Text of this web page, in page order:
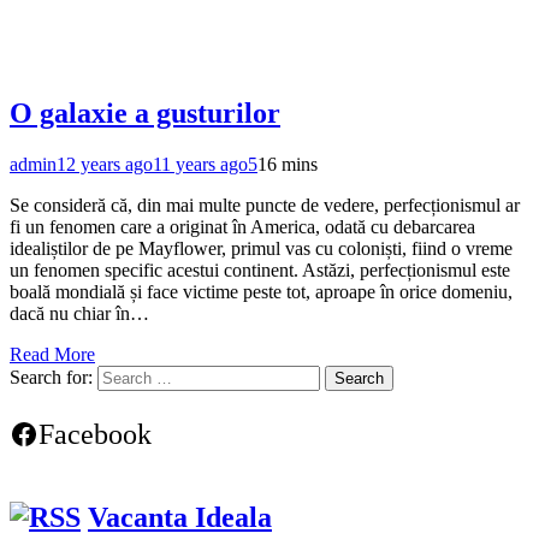
O galaxie a gusturilor
admin12 years ago11 years ago516 mins
Se consideră că, din mai multe puncte de vedere, perfecționismul ar
fi un fenomen care a originat în America, odată cu debarcarea
idealiștilor de pe Mayflower, primul vas cu coloniști, fiind o vreme
un fenomen specific acestui continent. Astăzi, perfecționismul este
boală mondială și face victime peste tot, aproape în orice domeniu,
dacă nu chiar în…
Read More
Search for:
Facebook
Vacanta Ideala